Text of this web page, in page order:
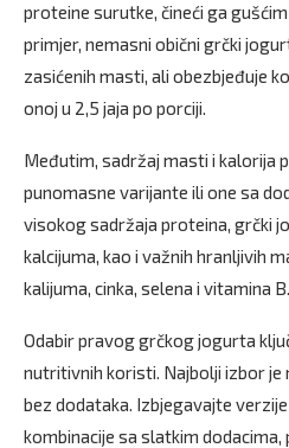
proteine surutke, čineći ga
primjer, nemasni obični grčki
zasićenih masti, ali obezbjeđuje
onoj u 2,5 jaja po porciji.
Međutim, sadržaj masti i kalorija
punomasne varijante ili one sa
visokog sadržaja proteina, grčki
kalcijuma, kao i važnih hranljivih
kalijuma, cinka, selena i vitamina B.
Odabir pravog grčkog jogurta
nutritivnih koristi. Najbolji izbor je
bez dodataka. Izbjegavajte
kombinacije sa slatkim